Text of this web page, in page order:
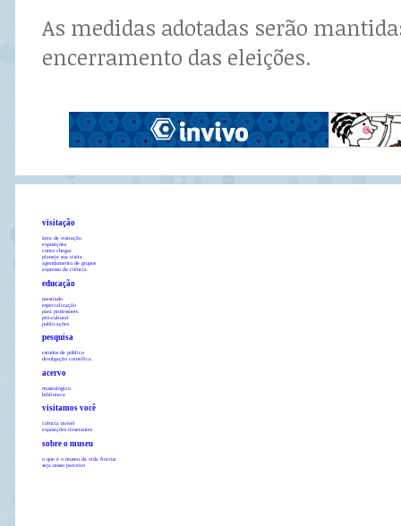
As medidas adotadas serão
encerramento das eleições.
visitação
área de visitação
exposições
como chegar
planeje sua visita
agendamento de grupos
expresso da ciência
educação
mestrado
especialização
para professores
pró-cultural
publicações
pesquisa
estudos de público
divulgação científica
acervo
museológico
biblioteca
visitamos você
ciência móvel
exposições itinerantes
sobre o museu
o que é o museu da vida fiocruz
seja nosso parceiro